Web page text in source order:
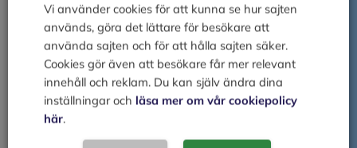
RESULTAT efter
avskrivningar
Räntekostnader
Ränteintäkter
Vi använder cookies för att kunna se hur sajten
används, göra det lättare för besökare att
använda sajten och för att hålla sajten säker.
Cookies gör även att besökare får mer relevant
innehåll och reklam. Du kan själv ändra dina
inställningar och läsa mer om vår cookiepolicy
här.